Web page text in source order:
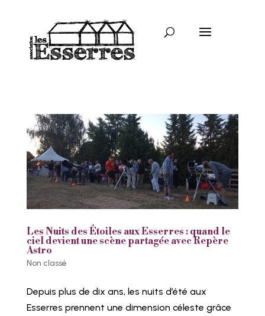
Les Nuits des Étoiles aux Esserres : quand le
ciel devient une scène partagée avec Repère
Astro
Non classé
Depuis plus de dix ans, les nuits d’été aux
Esserres prennent une dimension céleste grâce